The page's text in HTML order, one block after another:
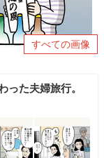
すべての画像
った夫婦旅行。